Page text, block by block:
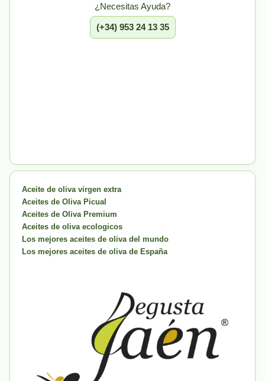
¿Necesitas Ayuda?
(+34) 953 24 13 35
Aceite de oliva virgen extra
Aceites de Oliva Picual
Aceites de Oliva Premium
Aceites de oliva ecologicos
Los mejores aceites de oliva del mundo
Los mejores aceites de oliva de España